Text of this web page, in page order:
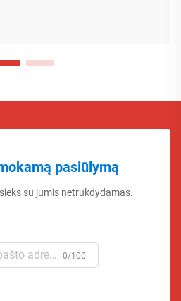
pasiūlymą
su jumis netrukdydamas.
0/100